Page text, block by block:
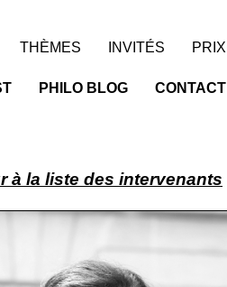
THÈMES INVITÉS PRIX
PHILO BLOG CONTACT
à la liste des intervenants